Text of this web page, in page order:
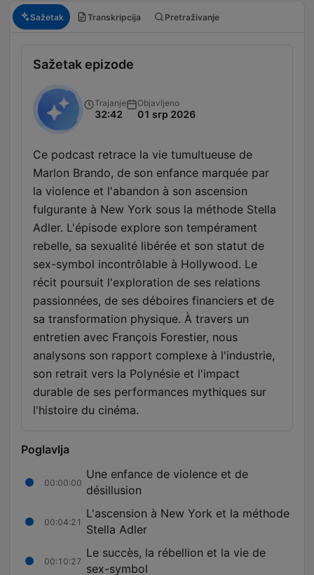
Sažetak Transkripcija Pretraživanje
Sažetak epizode
Trajanje
32:42
Objavljeno
01 srp 2026
Ce podcast retrace la vie tumultueuse de
Marlon Brando, de son enfance marquée par
la violence et l'abandon à son ascension
fulgurante à New York sous la méthode Stella
Adler. L'épisode explore son tempérament
rebelle, sa sexualité libérée et son statut de
sex-symbol incontrôlable à Hollywood. Le
récit poursuit l'exploration de ses relations
passionnées, de ses déboires financiers et de
sa transformation physique. À travers un
entretien avec François Forestier, nous
analysons son rapport complexe à l'industrie,
son retrait vers la Polynésie et l'impact
durable de ses performances mythiques sur
l'histoire du cinéma.
Poglavlja
00:00:00
Une enfance de violence et de
désillusion
00:04:21
L'ascension à New York et la méthode
Stella Adler
00:10:27
Le succès, la rébellion et la vie de
sex-symbol